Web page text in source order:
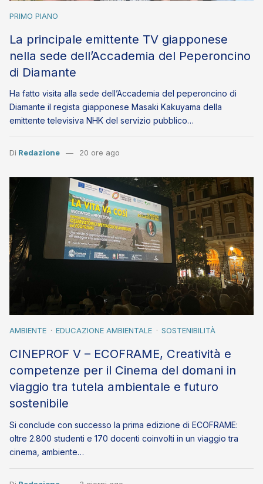
PRIMO PIANO
La principale emittente TV giapponese
nella sede dell’Accademia del Peperoncino
di Diamante
Ha fatto visita alla sede dell’Accademia del peperoncino di
Diamante il regista giapponese Masaki Kakuyama della
emittente televisiva NHK del servizio pubblico…
Di Redazione 20 ore ago
AMBIENTE EDUCAZIONE AMBIENTALE SOSTENIBILITÀ
CINEPROF V – ECOFRAME, Creatività e
competenze per il Cinema del domani in
viaggio tra tutela ambientale e futuro
sostenibile
Si conclude con successo la prima edizione di ECOFRAME:
oltre 2.800 studenti e 170 docenti coinvolti in un viaggio tra
cinema, ambiente…